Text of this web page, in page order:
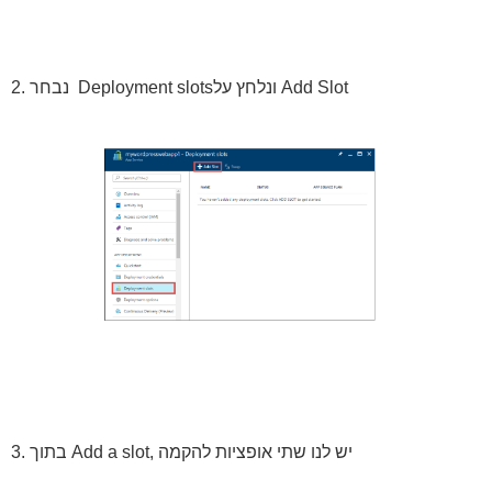
2. נבחר Deployment slotsונלחץ על Add Slot
3. בתוך Add a slot, יש לנו שתי אופציות להקמה